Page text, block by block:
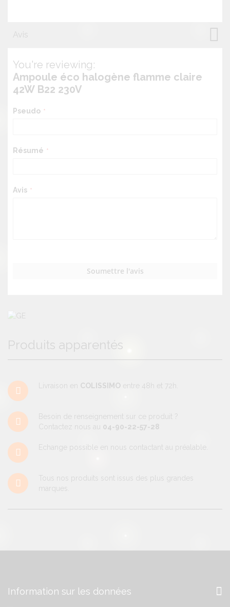
Produits apparentés
Livraison en COLISSIMO entre 48h et 72h.
Besoin de renseignement sur ce produit ?
Contactez nous au 04-90-22-57-28
Echange possible en nous contactant au préalable.
Tous nos produits sont issus des plus grandes
marques.
Avis
You're reviewing:
Ampoule éco halogène flamme claire
42W B22 230V
Pseudo
Résumé
Avis
Soumettre l'avis
Information sur les données